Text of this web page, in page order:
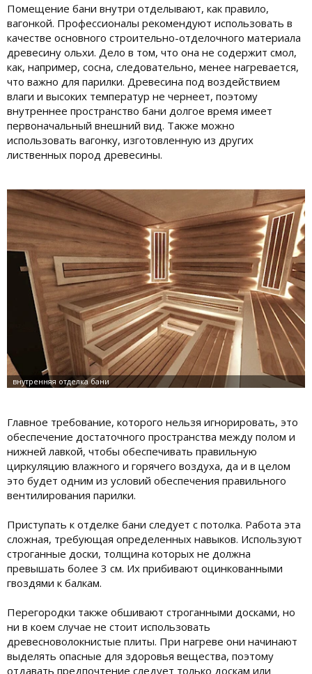
Помещение бани внутри отделывают, как правило,
вагонкой. Профессионалы рекомендуют использовать в
качестве основного строительно-отделочного материала
древесину ольхи. Дело в том, что она не содержит смол,
как, например, сосна, следовательно, менее нагревается,
что важно для парилки. Древесина под воздействием
влаги и высоких температур не чернеет, поэтому
внутреннее пространство бани долгое время имеет
первоначальный внешний вид. Также можно
использовать вагонку, изготовленную из других
лиственных пород древесины.
Главное требование, которого нельзя игнорировать, это
обеспечение достаточного пространства между полом и
нижней лавкой, чтобы обеспечивать правильную
циркуляцию влажного и горячего воздуха, да и в целом
это будет одним из условий обеспечения правильного
вентилирования парилки.
Приступать к отделке бани следует с потолка. Работа эта
сложная, требующая определенных навыков. Используют
строганные доски, толщина которых не должна
превышать более 3 см. Их прибивают оцинкованными
гвоздями к балкам.
Перегородки также обшивают строганными досками, но
ни в коем случае не стоит использовать
древесноволокнистые плиты. При нагреве они начинают
выделять опасные для здоровья вещества, поэтому
отдавать предпочтение следует только доскам или